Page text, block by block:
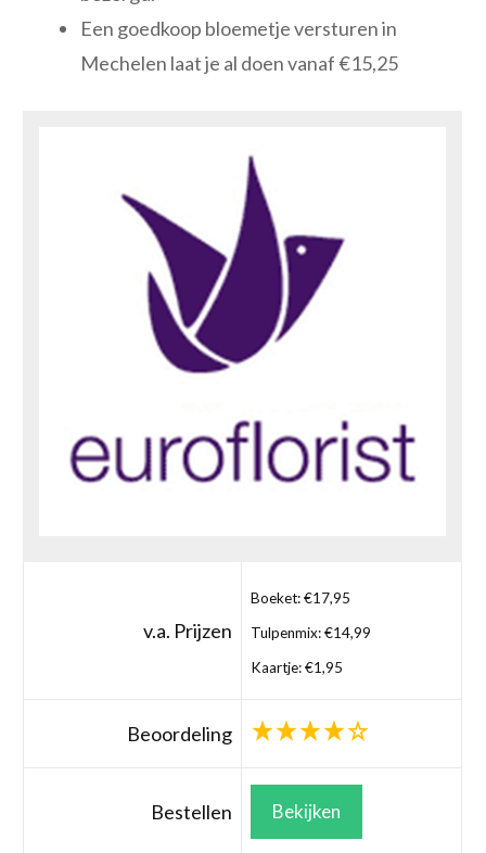
Een goedkoop bloemetje versturen in
Mechelen laat je al doen vanaf €15,25
v.a. Prijzen
Boeket: €17,95
Tulpenmix: €14,99
Kaartje: €1,95
Beoordeling
Bestellen Bekijken